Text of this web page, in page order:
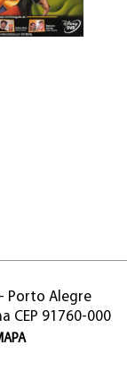
Porto Alegre
CEP 91760-000